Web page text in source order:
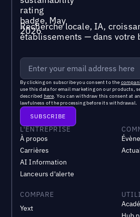
Recherche locale, IA,
établissements — dans votre
By clicking on subscribe you consent to the
use this data for email marketing on our products,
described here. You can withdraw this consent at
lawfulness of the processing before its withdrawal.
L'ENTREPRISE
À propos
Carrières
AI Information
Lanceurs d'alerte
COMPARE
Yext